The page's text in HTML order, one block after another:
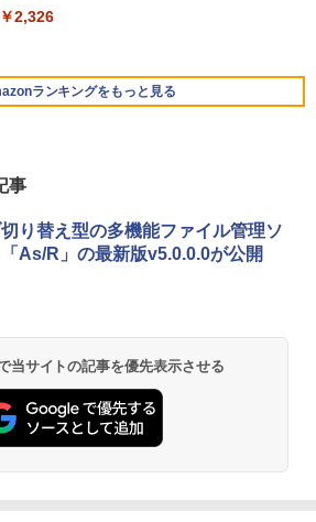
￥129,800
FMV ノートパソコン WE1-K3 (MS 365 P
ersonal/Copilotキー搭載/Win 11/15.6型/
￥120,000
0/mac対応|PC2台
￥2,326
ランキングをもっと見る
Amazon Kindle Paperwhite (16GB) 7イ
週間持続バッテリー、広告なし、ブラッ
ク
Amazon Kindle - 目に優しい、かさばら
ない、大きな画面で読みやすい、6週間持
続バッテリー、6インチディスプレイ電子
書籍リーダー、ブラック、16GB、広告な
し
事
り替え型の多機能ファイル管理ソ
As/R」の最新版v5.0.0.0が公開
当サイトの記事を優先表示させる